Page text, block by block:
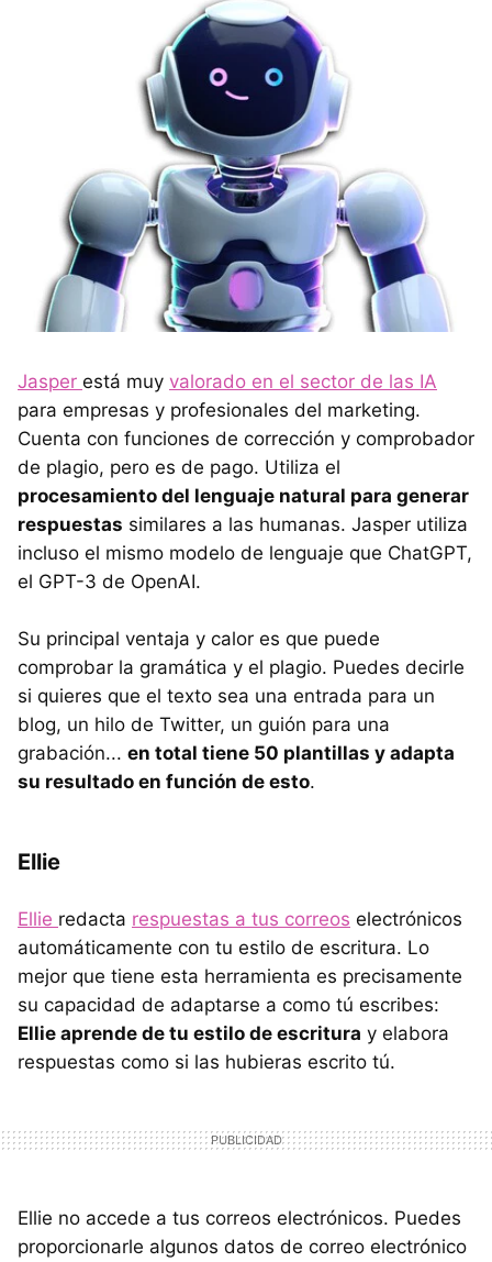
Jasper está muy valorado en el sector de las IA
para empresas y profesionales del marketing.
Cuenta con funciones de corrección y comprobador
de plagio, pero es de pago. Utiliza el
procesamiento del lenguaje natural para generar
respuestas similares a las humanas. Jasper utiliza
incluso el mismo modelo de lenguaje que ChatGPT,
el GPT-3 de OpenAI.
Su principal ventaja y calor es que puede
comprobar la gramática y el plagio. Puedes decirle
si quieres que el texto sea una entrada para un
blog, un hilo de Twitter, un guión para una
grabación... en total tiene 50 plantillas y adapta
su resultado en función de esto.
Ellie
Ellie redacta respuestas a tus correos electrónicos
automáticamente con tu estilo de escritura. Lo
mejor que tiene esta herramienta es precisamente
su capacidad de adaptarse a como tú escribes:
Ellie aprende de tu estilo de escritura y elabora
respuestas como si las hubieras escrito tú.
Ellie no accede a tus correos electrónicos. Puedes
proporcionarle algunos datos de correo electrónico